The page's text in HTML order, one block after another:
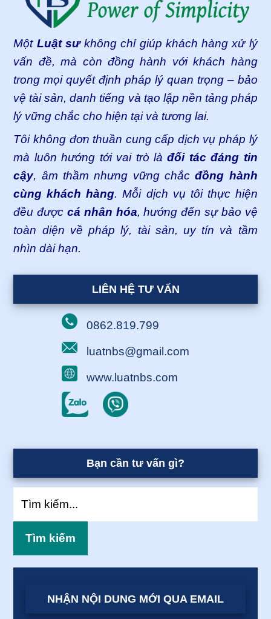
Một Luật sưkhông chỉ giúp khách hàng xử lý
vấn đề, mà còn đồng hành với khách hàng
trong mọi quyết định pháp lý quan trọng – bảo
vệ tài sản, danh tiếng và tạo lập nền tảng pháp
lý vững chắc cho hiện tại và tương lai.
Tôi không đơn thuần cung cấp dịch vụ pháp lý
mà luôn hướng tới vai trò làđối tác đáng tin
cậy, âm thầm nhưng vững chắcđồng hành
cùng khách hàng. Mỗi dịch vụ tôi thực hiện
đều được cá nhân hóa, hướng đến sự bảo vệ
toàn diện về pháp lý, tài sản, uy tín và tầm
nhìn dài hạn.
LIÊN HỆ TƯ VẤN
0862.819.799
luatnbs@gmail.com
www.luatnbs.com
Bạn cần tư vấn gì?
NHẬN NỘI DUNG MỚI QUA EMAIL